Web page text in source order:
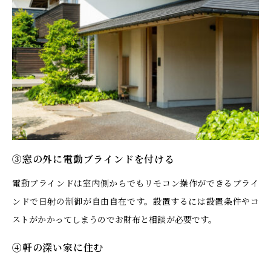
③窓の外に電動ブラインドを付ける
電動ブラインドは室内側からでもリモコン操作ができるブライ
ンドで日射の制御が自由自在です。設置するには設置条件やコ
ストがかかってしまうのでお財布と相談が必要です。
④軒の深い家に住む